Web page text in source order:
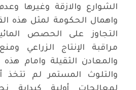
الشوارع والازقة وغيرها
واهمال الحكومة لمثل هذه
التجاوز على الحصص
مراقبة الإنتاج الزراعي
والمعادن الثقيلة وامام هذه
والتلوث المستمر لم تتخذ